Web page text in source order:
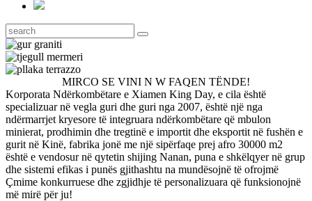
MIRCO SE VINI N W FAQEN TËNDE!
Korporata Ndërkombëtare e Xiamen King Day, e cila është
specializuar në vegla guri dhe guri nga 2007, është një nga
ndërmarrjet kryesore të integruara ndërkombëtare që mbulon
minierat, prodhimin dhe tregtinë e importit dhe eksportit në fushën e
gurit në Kinë, fabrika jonë me një sipërfaqe prej afro 30000 m2
është e vendosur në qytetin shijing Nanan, puna e shkëlqyer në grup
dhe sistemi efikas i punës gjithashtu na mundësojnë të ofrojmë
Çmime konkurruese dhe zgjidhje të personalizuara që funksionojnë
më mirë për ju!